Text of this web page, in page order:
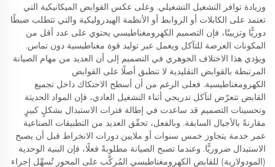
وزيادة توافر التشغيل التشغيلي. وعلى عكس القوابض الميكانيكية التي
تعتمد على الكابلات أو الروابط أو الأنظمة الهيدروليكية والتي تتطلب ضبطًا
دوريًّا وتزييتًا، فإن التصميم الكهرومغناطيسي يحتوي على عدد أقل من
المكونات العرضة للتآكل ويعمل عبر توليد قوة مغناطيسية دون تماس.
ويؤدي هذا الاختلاف الجوهري في التصميم إلى أن العديد من مهام الصيانة
المرتبطة بالقوابض التقليدية لا تنطبق أصلًا على القوابض
الكهرومغناطيسية. فعلى الرغم من أن أسطح الاحتكاك داخل تجميع
القابض تتعرّض لتآكل تدريجي أثناء التشغيل العادي، فإن المواد الحديثة
وتحسينات التصميم قد ساعدت في إطالة فترات الاستبدال بشكلٍ كبيرٍ
مقارنةً بالأجيال السابقة. وبالفعل، تحقّق العديد من التطبيقات الصناعية
عمر خدمة يتجاوز خمس سنوات أو ملايين دورات الانخراط قبل أن يصبح
الاستبدال ضروريًّا. وعندما تصبح الصيانة مطلوبةً فعلًا، فإن البنية الوحدية
(المودولارية) للقابض الكهرومغناطيسي المُركَّب على المحور تُسهِّل إجراء